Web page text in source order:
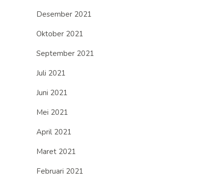
Desember 2021
Oktober 2021
September 2021
Juli 2021
Juni 2021
Mei 2021
April 2021
Maret 2021
Februari 2021